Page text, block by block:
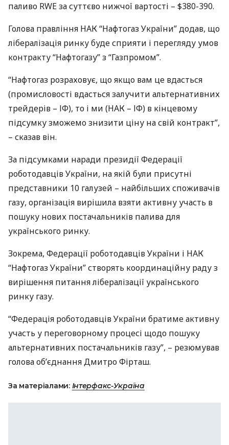
паливо RWE за суттєво нижчої вартості – $380-390.
Голова правління НАК“Нафтогаз України” додав, що
лібералізація ринку буде сприяти і перегляду умов
контракту “Нафтогазу” з “Газпромом”.
“Нафтогаз розраховує, що якщо вам це вдасться
(промисловості вдасться залучити альтернативних
трейдерів – ІФ), то і ми (НАК – ІФ) в кінцевому
підсумку зможемо знизити ціну на свій контракт”,
– сказав він.
За підсумками наради президії Федерації
роботодавців України, на якій були присутні
представники 10 галузей – найбільших споживачів
газу, організація вирішила взяти активну участь в
пошуку нових постачальників палива для
українського ринку.
Зокрема, Федерації роботодавців України і НАК
“Нафтогаз України” створять координаційну раду з
вирішення питання лібералізації українського
ринку газу.
“Федерація роботодавців України братиме активну
участь у переговорному процесі щодо пошуку
альтернативних постачальників газу”, – резюмував
голова об’єднання Дмитро Фірташ.
За матеріалами: Інтерфакс-Україна